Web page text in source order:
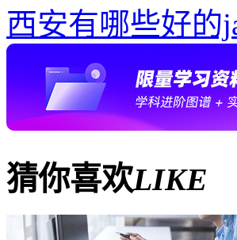
西安有哪些好的
猜你喜欢LIKE